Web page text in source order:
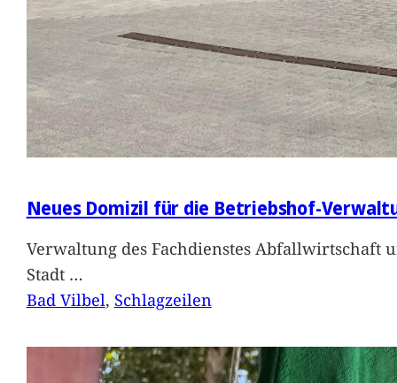
Neues Domizil für die Betriebshof-
Verwaltung des Fachdienstes Abfallwirtschaft
Stadt …
Bad Vilbel, Schlagzeilen